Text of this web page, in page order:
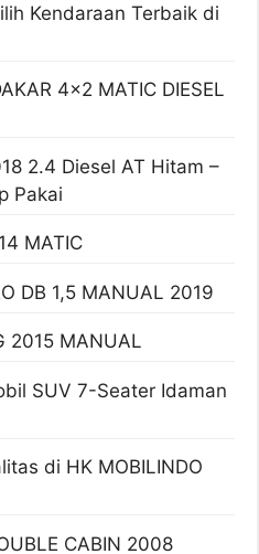
Kendaraan Terbaik di
4×2 MATIC DIESEL
2.4 Diesel AT Hitam –
Pakai
MATIC
DB 1,5 MANUAL 2019
2015 MANUAL
SUV 7-Seater Idaman
di HK MOBILINDO
CABIN 2008